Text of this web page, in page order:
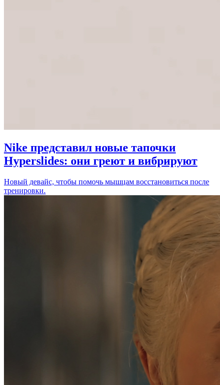
Nike представил новые тапочки
Hyperslides: они греют и вибрируют
Новый девайс, чтобы помочь мышцам восстановиться после
тренировки.